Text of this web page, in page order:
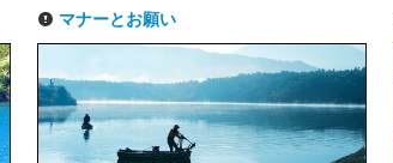
マナーとお願い